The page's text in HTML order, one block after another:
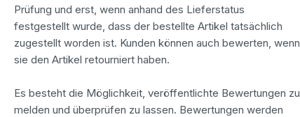
Prüfung und erst, wenn anhand des Lieferstatus
festgestellt wurde, dass der bestellte Artikel tatsächlich
zugestellt worden ist. Kunden können auch bewerten, wenn
sie den Artikel retourniert haben.
Es besteht die Möglichkeit, veröffentlichte Bewertungen zu
melden und überprüfen zu lassen. Bewertungen werden